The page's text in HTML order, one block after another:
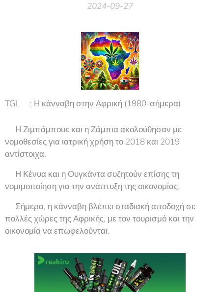
2024-09-27
TGL🌿: Η κάνναβη στην Αφρική (1980-σήμερα)
🇿🇼Η Ζιμπάμπουε και η Ζάμπια ακολούθησαν με
νομοθεσίες για ιατρική χρήση το 2018 και 2019
αντίστοιχα.
🇰🇪Η Κένυα και η Ουγκάντα συζητούν επίσης τη
νομιμοποίηση για την ανάπτυξη της οικονομίας.
💰Σήμερα, η κάνναβη βλέπει σταδιακή αποδοχή σε
πολλές χώρες της Αφρικής, με τον τουρισμό και την
οικονομία να επωφελούνται.